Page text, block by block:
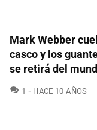
Mark Webber
casco y los
se retirá del
1 COMENTARIOS
HACE 10 AÑOS